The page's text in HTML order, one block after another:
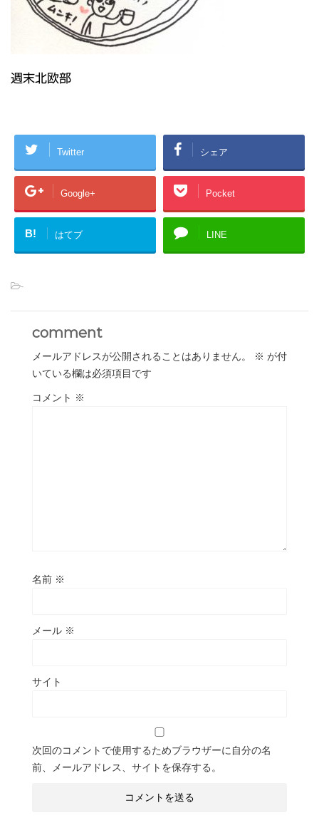
週末北欧部
Twitter シェア
Google+ Pocket
B! はてブ LINE
-
comment
メールアドレスが公開されることはありません。 ※ が付
いている欄は必須項目です
コメント ※
名前 ※
メール ※
サイト
次回のコメントで使用するためブラウザーに自分の名
前、メールアドレス、サイトを保存する。